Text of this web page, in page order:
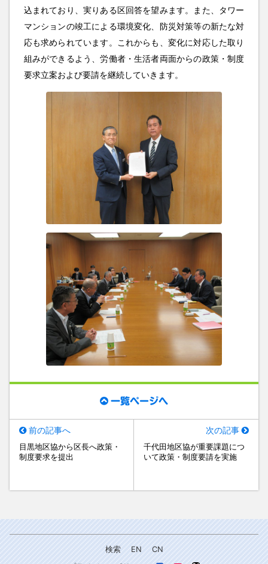
込まれており、実りある区回答を望みます。また、タワー
マンションの竣工による環境変化、防災対策等の新たな対
応も求められています。これからも、変化に対応した取り
組みができるよう、労働者・生活者両面からの政策・制度
要求立案および要請を継続していきます。
一覧ページへ
前の記事へ
目黒地区協から区長へ政策・
制度要求を提出
次の記事
千代田地区協が重要課題につ
いて政策・制度要請を実施
検索 EN
CN